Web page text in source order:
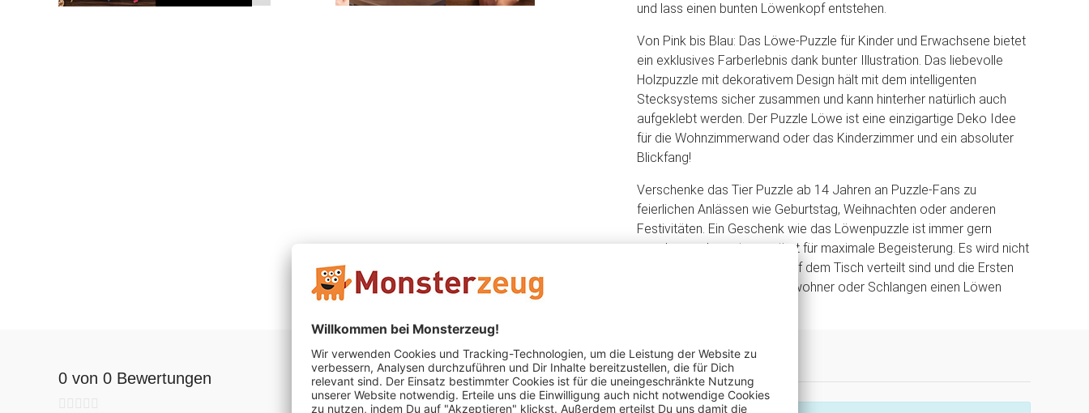
und lass einen bunten Löwenkopf entstehen.
Von Pink bis Blau: Das Löwe-Puzzle für Kinder und Erwachsene bietet
ein exklusives Farberlebnis dank bunter Illustration. Das liebevolle
Holzpuzzle mit dekorativem Design hält mit dem intelligenten
Stecksystems sicher zusammen und kann hinterher natürlich auch
aufgeklebt werden. Der Puzzle Löwe ist eine einzigartige Deko Idee
für die Wohnzimmerwand oder das Kinderzimmer und ein absoluter
Blickfang!
Verschenke das Tier Puzzle ab 14 Jahren an Puzzle-Fans zu
feierlichen Anlässen wie Geburtstag, Weihnachten oder anderen
Festivitäten. Ein Geschenk wie das Löwenpuzzle ist immer gern
gesehen und sorgt garantiert für maximale Begeisterung. Es wird nicht
lange dauern, bis die Teile auf dem Tisch verteilt sind und die Ersten
grübeln, wie Flammen, Ureinwohner oder Schlangen einen Löwen
0 von 0 Bewertungen